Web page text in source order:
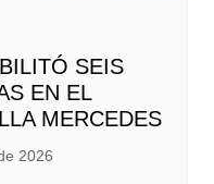
SEIS
EN EL
MERCEDES
2026